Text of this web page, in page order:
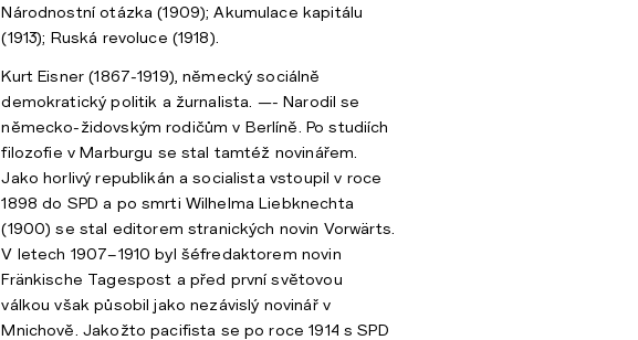
Národnostní otázka (1909); Akumulace kapitálu
(1913); Ruská revoluce (1918).
Kurt Eisner (1867-1919), německý sociálně
demokratický politik a žurnalista. —- Narodil se
německo-židovským rodičům v Berlíně. Po studiích
filozofie v Marburgu se stal tamtéž novinářem.
Jako horlivý republikán a socialista vstoupil v roce
1898 do SPD a po smrti Wilhelma Liebknechta
(1900) se stal editorem stranických novin Vorwärts.
V letech 1907–1910 byl šéfredaktorem novin
Fränkische Tagespost a před první světovou
válkou však působil jako nezávislý novinář v
Mnichově. Jakožto pacifista se po roce 1914 s SPD